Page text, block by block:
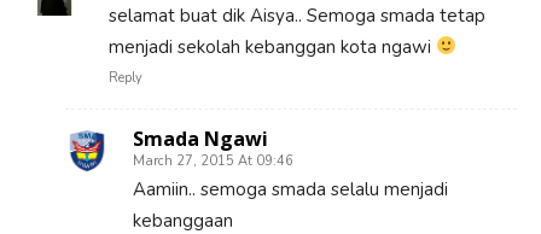
selamat buat dik Aisya.. Semoga smada tetap
menjadi sekolah kebanggan kota ngawi
Reply
Smada Ngawi
March 27, 2015 At 09:46
Aamiin.. semoga smada selalu menjadi
kebanggaan